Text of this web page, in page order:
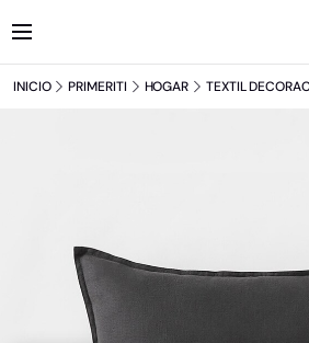
INICIO PRIMERITI HOGAR TEXTIL